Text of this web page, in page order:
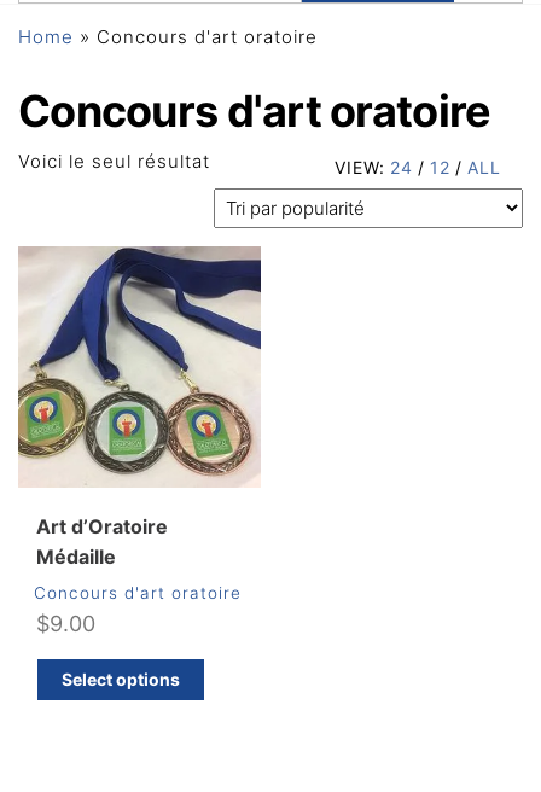
Home » Concours d'art oratoire
Concours d'art oratoire
VIEW: 24 / 12 / ALL
Voici le seul résultat
Art d’Oratoire
Médaille
Concours d'art oratoire
$9.00
Select options